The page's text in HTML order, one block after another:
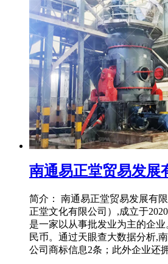
南通易正堂贸易发展
简介： 南通易正堂贸易发展有
正堂文化有限公司）,成立于
是一家以从事批发业为主的企业
民币。通过天眼查大数据分析,
公司商标信息2条；此外企业还